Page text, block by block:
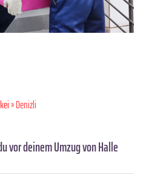
» Denizli
vor deinem Umzug von Halle